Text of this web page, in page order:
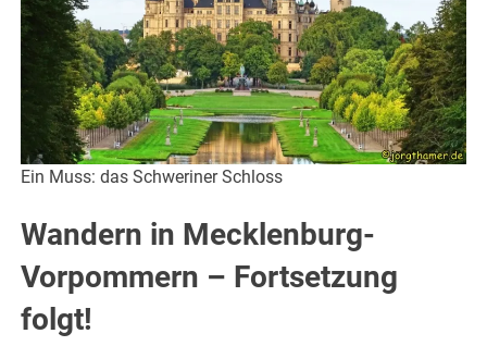
Ein Muss: das Schweriner Schloss
Wandern in Mecklenburg-
Vorpommern – Fortsetzung
folgt!